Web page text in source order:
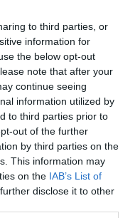
to third parties, or
information for
the below opt-out
note that after your
continue seeing
information utilized by
to third parties prior to
out of the further
by third parties on the
This information may
on the IAB’s List of
disclose it to other